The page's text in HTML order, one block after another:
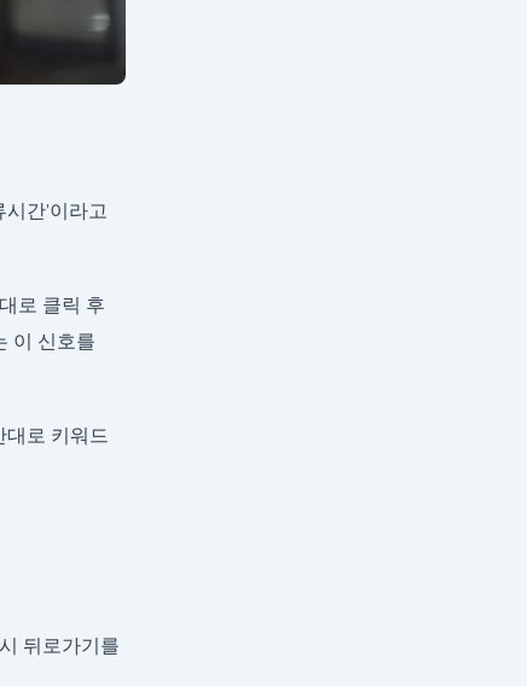
간’이라고
로 클릭 후
이 신호를
대로 키워드
뒤로가기를